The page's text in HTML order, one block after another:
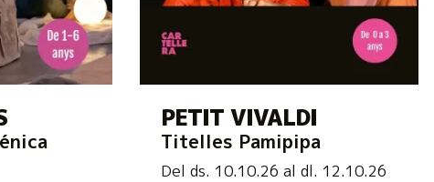
PETIT VIVALDI
Titelles Pamipipa
Del ds. 10.10.26 al dl. 12.10.26